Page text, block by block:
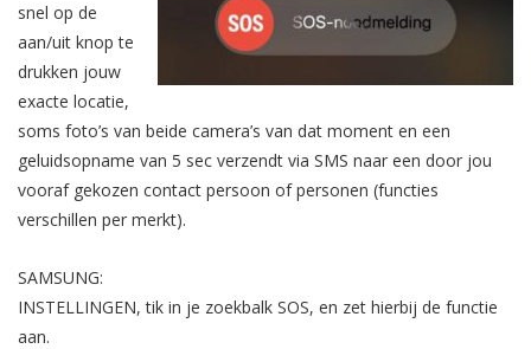
snel op de
aan/uit knop te
drukken jouw
exacte locatie,
soms foto’s van beide camera’s van dat moment en een
geluidsopname van 5 sec verzendt via SMS naar een door jou
vooraf gekozen contact persoon of personen (functies
verschillen per merkt).
SAMSUNG:
INSTELLINGEN, tik in je zoekbalk SOS, en zet hierbij de functie
aan.